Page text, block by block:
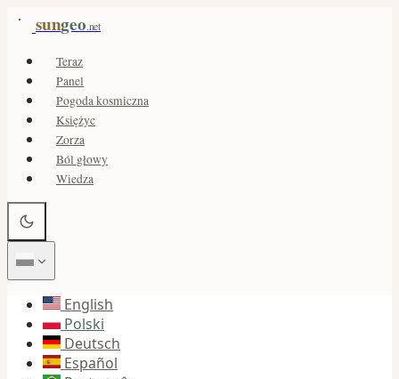
sungeo.net
Teraz
Panel
Pogoda kosmiczna
Księżyc
Zorza
Ból głowy
Wiedza
English
Polski
Deutsch
Español